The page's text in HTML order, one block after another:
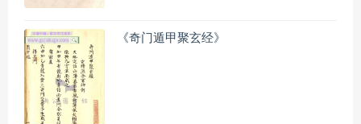
《奇门遁甲聚玄经》